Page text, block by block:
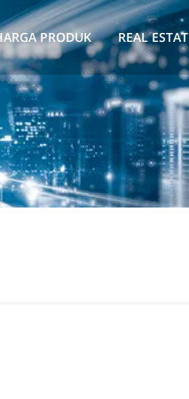
PRODUK REAL ESTAT